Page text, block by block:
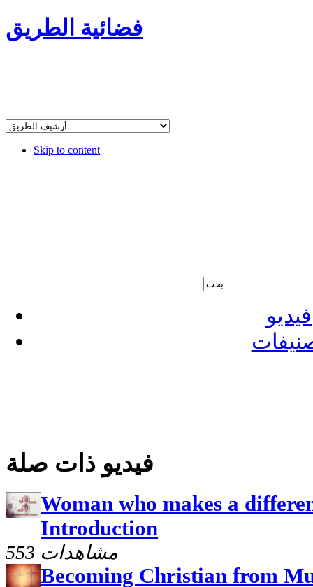
فضائية الطريق
Skip to content
فيديو
فيديو ذات صلة
Woman who makes a
Introduction
553 مشاهدات
Becoming Christian from